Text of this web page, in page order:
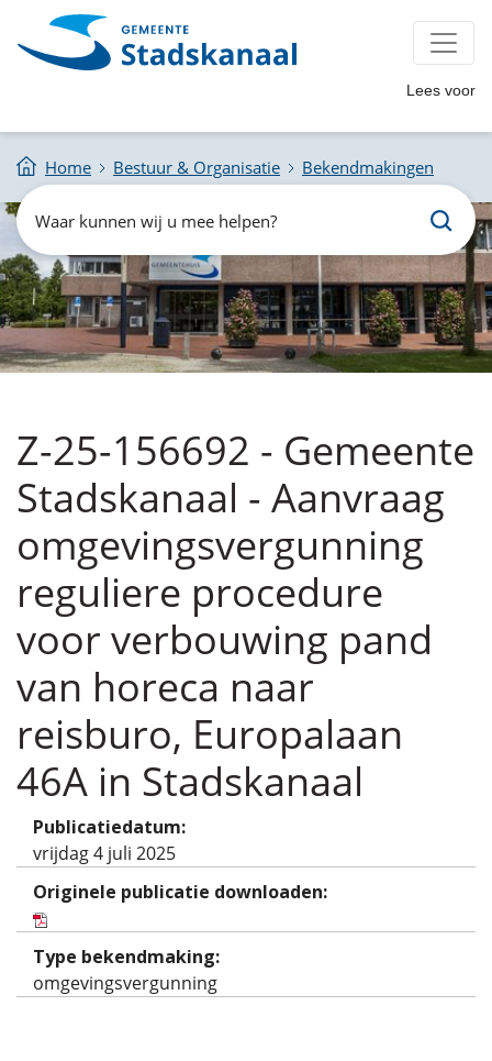
Lees voor
Home Bestuur & Organisatie Bekendmakingen
Zoeken
Waar
kunnen
wij
u
mee
helpen?
Z-25-156692 - Gemeente
Stadskanaal - Aanvraag
omgevingsvergunning
reguliere procedure
voor verbouwing pand
van horeca naar
reisburo, Europalaan
46A in Stadskanaal
Publicatiedatum:
vrijdag 4 juli 2025
Originele publicatie downloaden:
Type bekendmaking:
omgevingsvergunning